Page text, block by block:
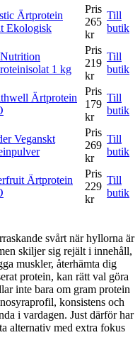
Ärtprotein
Ekologisk
Pris
265
kr
Till
butik
1 kg
Pris
219
kr
Till
butik
Ärtprotein
Pris
179
kr
Till
butik
Veganskt
Pris
269
kr
Till
butik
Ärtprotein
Pris
229
kr
Till
butik
svårt när hyllorna är
skiljer sig rejält i innehåll,
muskler, återhämta dig
protein, kan rätt val göra
inte bara om gram protein
konsistens och
i vardagen. Just därför har
alternativ med extra fokus